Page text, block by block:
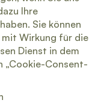
Ihre
Sie können
Wirkung für die
Dienst in dem
„Cookie-Consent-